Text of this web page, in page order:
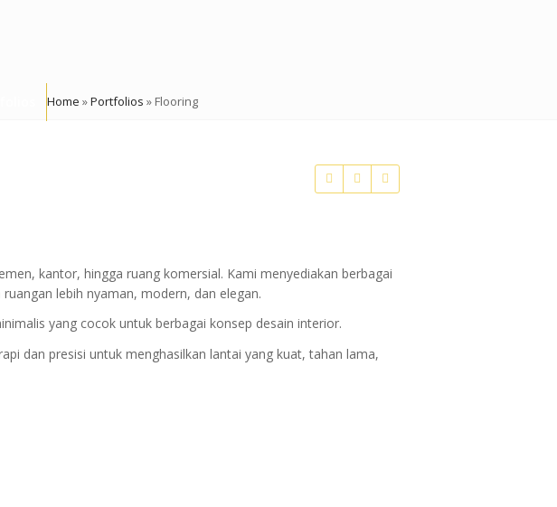
Home »Portfolios » Flooring
kantor, hingga ruang komersial. Kami menyediakan berbagai
lebih nyaman, modern, dan elegan.
yang cocok untuk berbagai konsep desain interior.
dan presisi untuk menghasilkan lantai yang kuat, tahan lama,